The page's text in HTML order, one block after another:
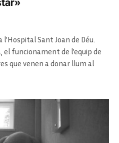
Sant Joan de Déu.
el funcionament de l’equip de
que venen a donar llum al